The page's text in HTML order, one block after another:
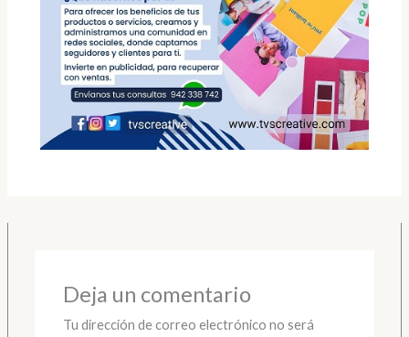
Deja un comentario
Tu dirección de correo electrónico no será